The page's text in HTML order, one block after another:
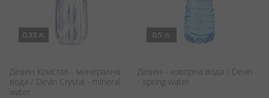
0.33 л.
Девин Кристал - минерална
вода / Devin Crystal - mineral
water
0.5 л.
Девин - изворна вода / Devin
- spring water